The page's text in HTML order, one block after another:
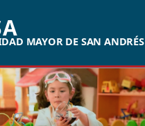
MAYOR DE SAN ANDRÉS